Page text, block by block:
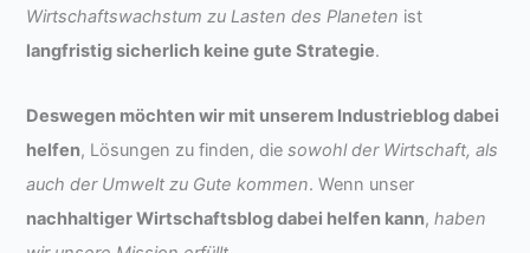
Wirtschaftswachstum zu Lasten des Planeten ist
langfristig sicherlich keine gute Strategie.
Deswegen möchten wir mit unserem Industrieblog dabei
helfen, Lösungen zu finden, diesowohl der Wirtschaft, als
auch der Umwelt zu Gute kommen. Wenn unser
nachhaltiger Wirtschaftsblog dabei helfen kann,haben